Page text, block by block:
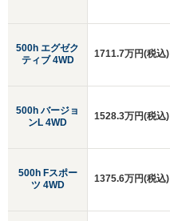
500h エグゼク
ティブ 4WD
500h バージョ
ンL 4WD
500h Fスポー
ツ 4WD
1711.7万円(税込)
1528.3万円(税込)
1375.6万円(税込)